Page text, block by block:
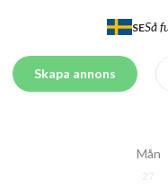
SESå
Skapa annons
Mån
27